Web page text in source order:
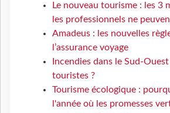
Le nouveau tourisme : les 3
les professionnels ne
Amadeus : les nouvelles
l’assurance voyage
Incendies dans le Sud-
touristes ?
Tourisme écologique :
l'année où les promesses